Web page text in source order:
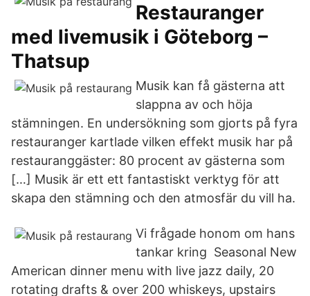
Restauranger
med livemusik i Göteborg –
Thatsup
Musik kan få gästerna att
slappna av och höja
stämningen. En undersökning som gjorts på fyra
restauranger kartlade vilken effekt musik har på
restauranggäster: 80 procent av gästerna som
[…] Musik är ett ett fantastiskt verktyg för att
skapa den stämning och den atmosfär du vill ha.
Vi frågade honom om hans
tankar kring Seasonal New
American dinner menu with live jazz daily, 20
rotating drafts & over 200 whiskeys, upstairs